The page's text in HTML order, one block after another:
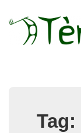
Vai
Tag: